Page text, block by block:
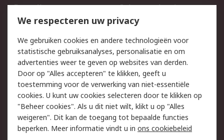
Bestellen
Inkoopoplossingen
Retouren
Technisch advies
Track & Trace
Wettelijk
Cookiebeleid
Email veiligheid
Privacybeleid -
Bijgewerkt
Websitevoorwaarden
Algemene
verkoopvoorwaarden
We respecteren uw privacy
We gebruiken cookies en andere technologieën voor
statistische gebruiksanalyses, personalisatie en om
advertenties weer te geven op websites van derden.
Door op "Alles accepteren" te klikken, geeft u
toestemming voor de verwerking van niet-essentiële
cookies. U kunt uw cookies selecteren door te klikken op
"Beheer cookies". Als u dit niet wilt, klikt u op "Alles
weigeren". Dit kan de toegang tot bepaalde functies
beperken. Meer informatie vindt u in ons cookiebeleid